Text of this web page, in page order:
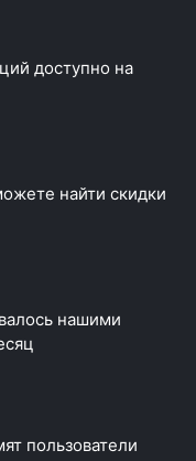
доступно на
найти скидки
нашими
пользователи